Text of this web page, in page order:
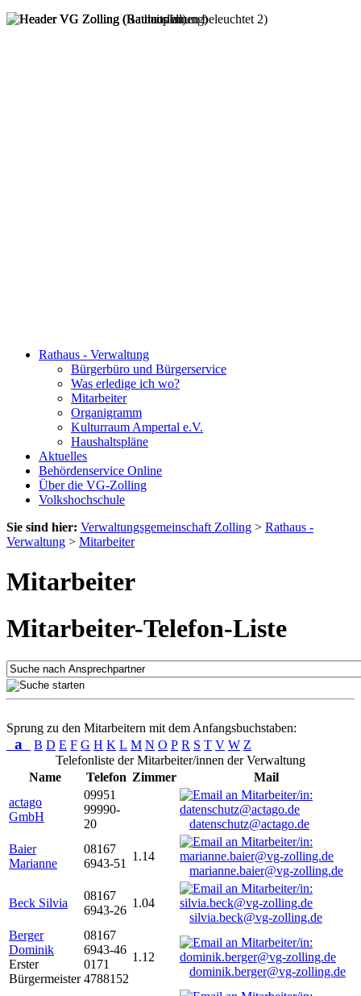
Rathaus - Verwaltung
Bürgerbüro und Bürgerservice
Was erledige ich wo?
Mitarbeiter
Organigramm
Kulturraum Ampertal e.V.
Haushaltspläne
Aktuelles
Behördenservice Online
Über die VG-Zolling
Volkshochschule
Sie sind hier: Verwaltungsgemeinschaft Zolling > Rathaus -
Verwaltung > Mitarbeiter
Mitarbeiter
Mitarbeiter-Telefon-Liste
Sprung zu den Mitarbeitern mit dem Anfangsbuchstaben:
a B D E F G H K L M N O P R S T V W Z
Telefonliste der Mitarbeiter/innen der Verwaltung
Name
Telefon Zimmer
Mail
actago
GmbH
09951
99990-
20
datenschutz@actago.de
Baier
Marianne
08167
6943-51
1.14
marianne.baier@vg-zolling.de
Beck Silvia
08167
6943-26
1.04
silvia.beck@vg-zolling.de
Berger
Dominik
Erster
Bürgermeister
08167
6943-46
0171
4788152
1.12
dominik.berger@vg-zolling.de